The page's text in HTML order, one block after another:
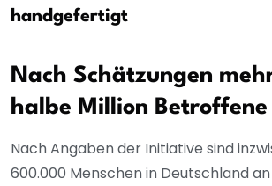
handgefertigt
Nach Schätzungen
halbe Million Betroffene
Nach Angaben der Initiative sind
600.000 Menschen in Deutschland an